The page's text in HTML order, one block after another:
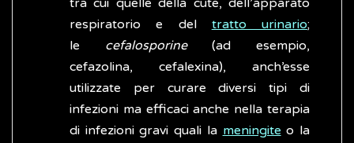
tra cui quelle della cute, dell’apparato
respiratorio e del tratto urinario;
le cefalosporine(ad esempio,
cefazolina, cefalexina), anch’esse
utilizzate per curare diversi tipi di
infezioni ma efficaci anche nella terapia
di infezioni gravi quali la meningite o la